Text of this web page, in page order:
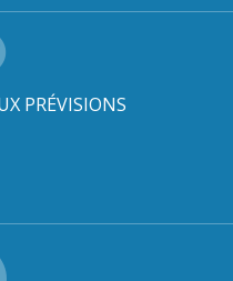
PRÉVISIONS